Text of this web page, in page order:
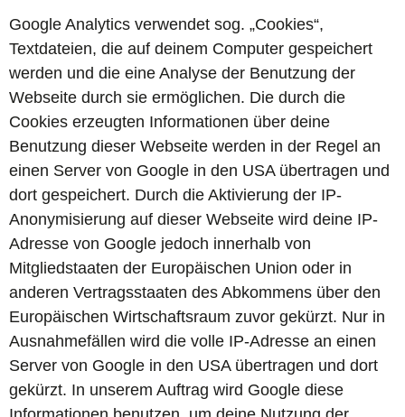
Google Analytics verwendet sog. „Cookies“,
Textdateien, die auf deinem Computer gespeichert
werden und die eine Analyse der Benutzung der
Webseite durch sie ermöglichen. Die durch die
Cookies erzeugten Informationen über deine
Benutzung dieser Webseite werden in der Regel an
einen Server von Google in den USA übertragen und
dort gespeichert. Durch die Aktivierung der IP-
Anonymisierung auf dieser Webseite wird deine IP-
Adresse von Google jedoch innerhalb von
Mitgliedstaaten der Europäischen Union oder in
anderen Vertragsstaaten des Abkommens über den
Europäischen Wirtschaftsraum zuvor gekürzt. Nur in
Ausnahmefällen wird die volle IP-Adresse an einen
Server von Google in den USA übertragen und dort
gekürzt. In unserem Auftrag wird Google diese